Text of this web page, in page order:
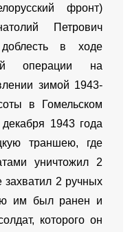
фронт)
Петрович
доблесть в ходе
операции на
зимой 1943-
в Гомельском
1943 года
траншею, где
уничтожил 2
захватил 2 ручных
им был ранен и
которого он